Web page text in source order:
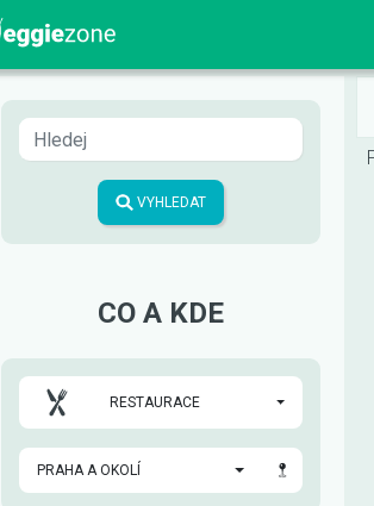
VYHLEDAT
CO A KDE
RESTAURACE
PRAHA A OKOLÍ